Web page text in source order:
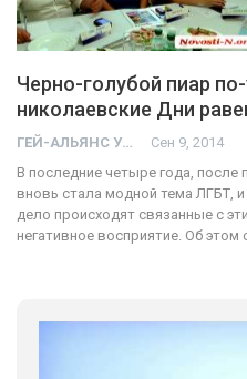
Черно-голубой пиар
николаевские Дни
ГЕЙ-АЛЬЯНС УКРАИНА Сен 9, 2014
В последние четыре года, после
вновь стала модной тема ЛГБТ,
дело происходят связанные с
негативное восприятие. Об этом